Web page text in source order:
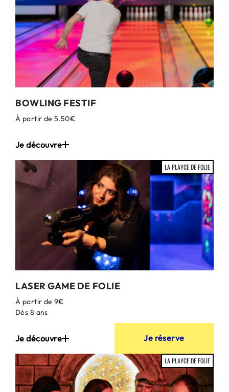
BOWLING FESTIF
À partir de 5.50€
Je découvre
LA PLAYCE DE FOLIE
LASER GAME DE FOLIE
À partir de 9€
Dès 8 ans
Je découvre Je réserve
LA PLAYCE DE FOLIE